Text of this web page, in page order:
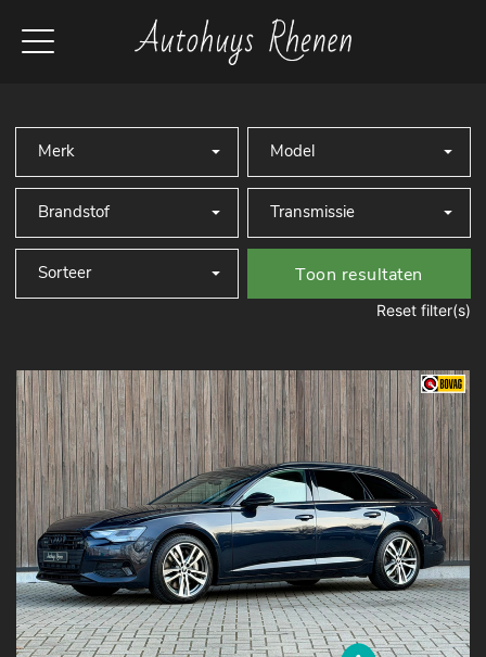
Toon resultaten
Reset filter(s)